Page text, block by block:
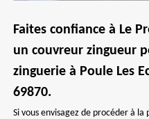
Faites confiance à Le
un couvreur zingueur
zinguerie à Poule Les
69870.
Si vous envisagez de procéder à